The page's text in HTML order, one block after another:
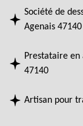
Société de
Agenais 47140
Prestataire
47140
Artisan pour